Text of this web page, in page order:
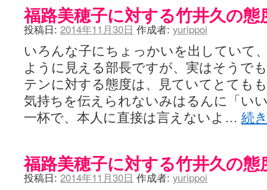
福路美穂子に対する竹井久の態
投稿日: 2014年11月30日 作成者: yurippoi
いろんな子にちょっかいを出していて
ように見える部長ですが、実はそうで
テンに対する態度は、見ていてとても
気持ちを伝えられないみはるんに「い
一杯で、本人に直接は言えないよ… 続
福路美穂子に対する竹井久の態
投稿日: 2014年11月30日 作成者: yurippoi